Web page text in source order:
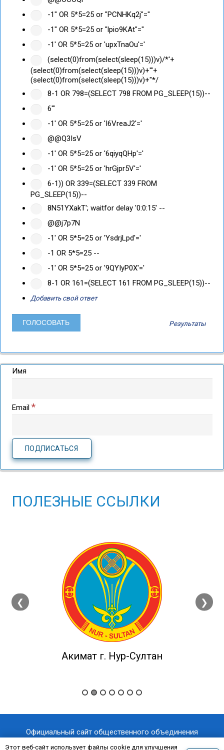
-1" OR 5*5=25 or "PCNHKq2j"="
-1" OR 5*5=25 or "lpio9KAt"="
-1' OR 5*5=25 or 'upxTnaOu'='
(select(0)from(select(sleep(15)))v)/*'+
(select(0)from(select(sleep(15)))v)+'"+
(select(0)from(select(sleep(15)))v)+"*/
8-1 OR 798=(SELECT 798 FROM PG_SLEEP(15))--
6'"
-1' OR 5*5=25 or 'I6VreaJ2'='
@@Q3IsV
-1' OR 5*5=25 or '6qiyqQHp'='
-1' OR 5*5=25 or 'hrGjpr5V'='
6-1)) OR 339=(SELECT 339 FROM
PG_SLEEP(15))--
8N51YXakT'; waitfor delay '0:0:15' --
@@j7p7N
-1' OR 5*5=25 or 'YsdrjLpd'='
-1 OR 5*5=25 --
-1' OR 5*5=25 or '9QYIyP0X'='
8-1 OR 161=(SELECT 161 FROM PG_SLEEP(15))--
Добавить свой ответ
Результаты
Имя
Email *
ПОЛЕЗНЫЕ ССЫЛКИ
❮
Акимат г. Нур-Султан
❯
Официальный сайт общественного объединения
«Казахстанский отраслевой профессиональный союз
Этот веб-сайт использует файлы cookie для улучшения